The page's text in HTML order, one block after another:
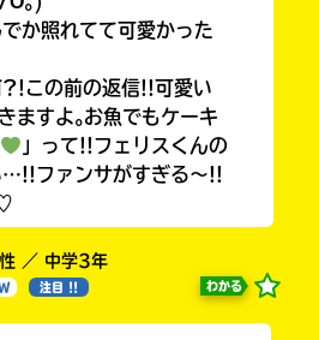
か照れてて可愛かった
?!この前の返信!!可愛い
ますよ｡お魚でもケーキ
」って!!フェリスくんの
…!!ファンサがすぎる〜!!
／ 中学3年
注目 !! わかる